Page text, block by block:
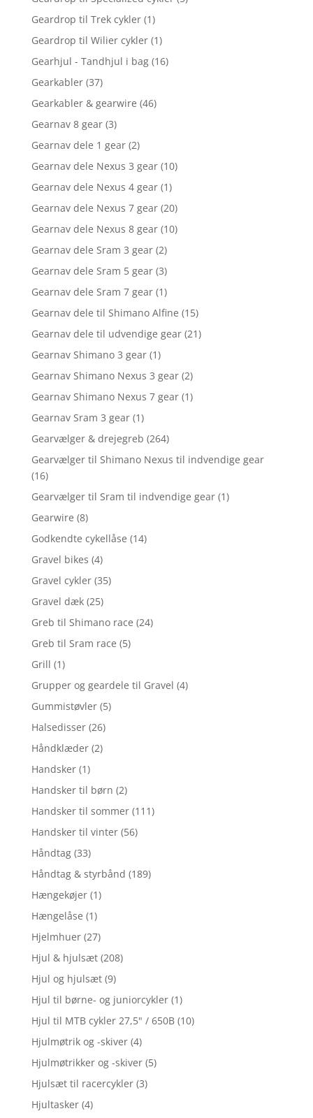
Geardrop til Trek cykler (1)
Geardrop til Wilier cykler (1)
Gearhjul - Tandhjul i bag (16)
Gearkabler (37)
Gearkabler & gearwire (46)
Gearnav 8 gear (3)
Gearnav dele 1 gear (2)
Gearnav dele Nexus 3 gear (10)
Gearnav dele Nexus 4 gear (1)
Gearnav dele Nexus 7 gear (20)
Gearnav dele Nexus 8 gear (10)
Gearnav dele Sram 3 gear (2)
Gearnav dele Sram 5 gear (3)
Gearnav dele Sram 7 gear (1)
Gearnav dele til Shimano Alfine (15)
Gearnav dele til udvendige gear (21)
Gearnav Shimano 3 gear (1)
Gearnav Shimano Nexus 3 gear (2)
Gearnav Shimano Nexus 7 gear (1)
Gearnav Sram 3 gear (1)
Gearvælger & drejegreb (264)
Gearvælger til Shimano Nexus til indvendige gear
(16)
Gearvælger til Sram til indvendige gear (1)
Gearwire (8)
Godkendte cykellåse (14)
Gravel bikes (4)
Gravel cykler (35)
Gravel dæk (25)
Greb til Shimano race (24)
Greb til Sram race (5)
Grill (1)
Grupper og geardele til Gravel (4)
Gummistøvler (5)
Halsedisser (26)
Håndklæder (2)
Handsker (1)
Handsker til børn (2)
Handsker til sommer (111)
Handsker til vinter (56)
Håndtag (33)
Håndtag & styrbånd (189)
Hængekøjer (1)
Hængelåse (1)
Hjelmhuer (27)
Hjul & hjulsæt (208)
Hjul og hjulsæt (9)
Hjul til børne- og juniorcykler (1)
Hjul til MTB cykler 27,5" / 650B (10)
Hjulmøtrik og -skiver (4)
Hjulmøtrikker og -skiver (5)
Hjulsæt til racercykler (3)
Hjultasker (4)